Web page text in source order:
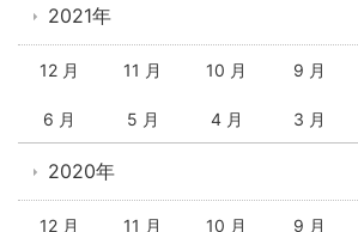
2021年
12 月 11 月 10 月 9 月
6 月 5 月 4 月 3 月
2020年
12 月 11 月 10 月 9 月